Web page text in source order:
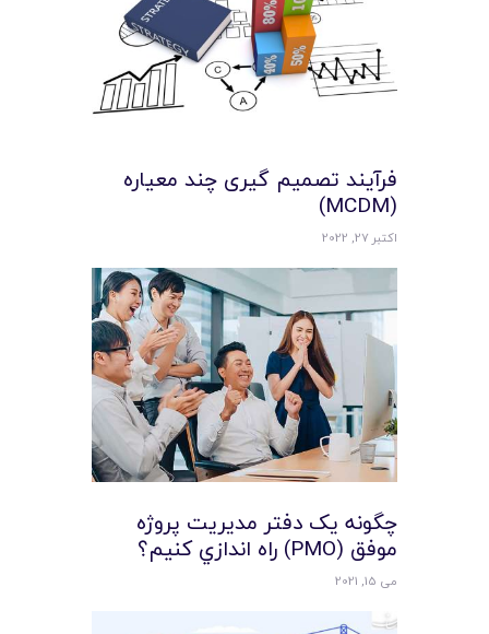
فرآیند تصمیم گیری چند معیاره
(MCDM)
اکتبر 27, 2022
چگونه يک دفتر مديريت پروژه
موفق (PMO) راه اندازي کنيم؟
می 15, 2021